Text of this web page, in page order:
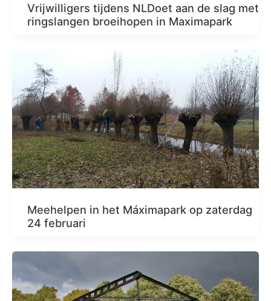
Vrijwilligers tijdens NLDoet aan de slag met
ringslangen broeihopen in Maximapark
Meehelpen in het Máximapark op zaterdag
24 februari